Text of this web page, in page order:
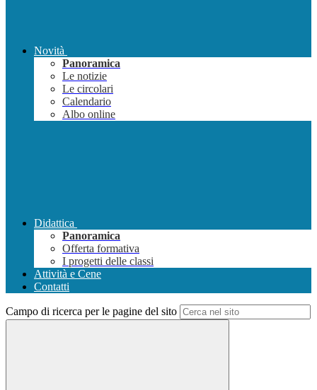
Novità
Panoramica
Le notizie
Le circolari
Calendario
Albo online
Didattica
Panoramica
Offerta formativa
I progetti delle classi
Attività e Cene
Contatti
Campo di ricerca per le pagine del sito